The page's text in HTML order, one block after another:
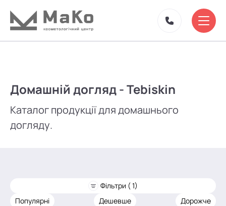
Домашній догляд - Tebiskin
Каталог продукції для домашнього
догляду.
Фільтри ( 1)
Популярні
Дешевше Дорожче